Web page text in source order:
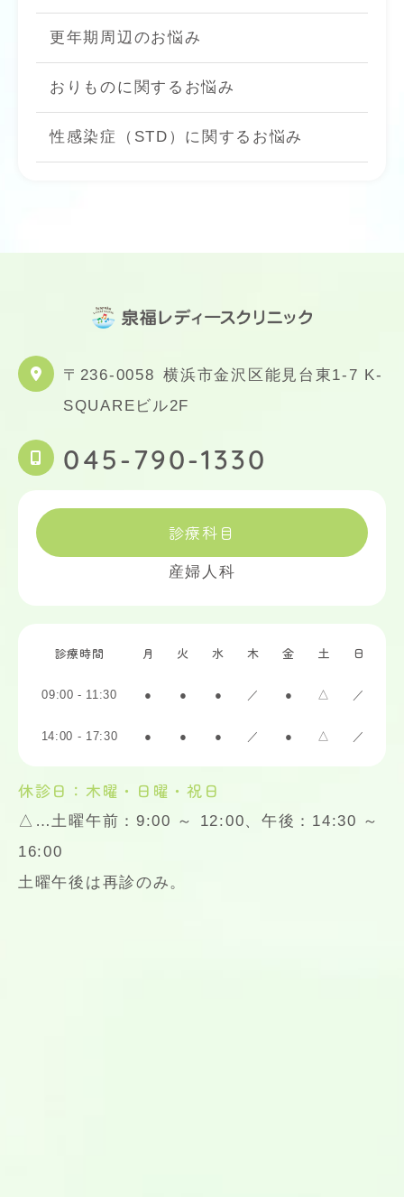
更年期周辺のお悩み
おりものに関するお悩み
性感染症（STD）に関するお悩み
〒236-0058 横浜市金沢区能見台東1-7 K-
SQUAREビル2F
045-790-1330
診療科目
産婦人科
診療時間 月 火 水 木 金 土 日
09:00 - 11:30 ● ● ● ／ ● △ ／
14:00 - 17:30 ● ● ● ／ ● △ ／
休診日：木曜・日曜・祝日
△…土曜午前：9:00 ～ 12:00、午後：14:30 ～
16:00
土曜午後は再診のみ。